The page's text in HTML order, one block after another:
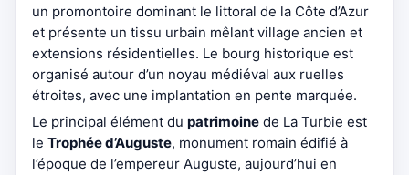
un promontoire dominant le littoral de la Côte d’Azur
et présente un tissu urbain mêlant village ancien et
extensions résidentielles. Le bourg historique est
organisé autour d’un noyau médiéval aux ruelles
étroites, avec une implantation en pente marquée.
Le principal élément du patrimoine de La Turbie est
le Trophée d’Auguste, monument romain édifié à
l’époque de l’empereur Auguste, aujourd’hui en